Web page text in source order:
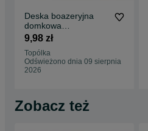
Deska boazeryjna
domkowa
22x120x2000 szt
PROMOCJA
9,98 zł
Topólka
Odświeżono dnia 09 sierpnia
2026
Zobacz też